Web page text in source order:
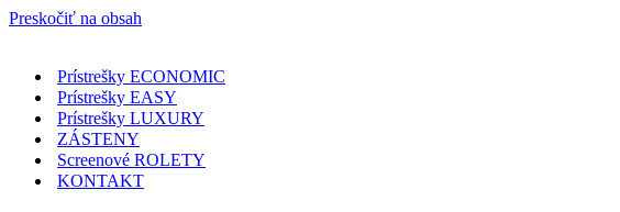
Preskočiť na obsah
Prístrešky ECONOMIC
Prístrešky EASY
Prístrešky LUXURY
ZÁSTENY
Screenové ROLETY
KONTAKT